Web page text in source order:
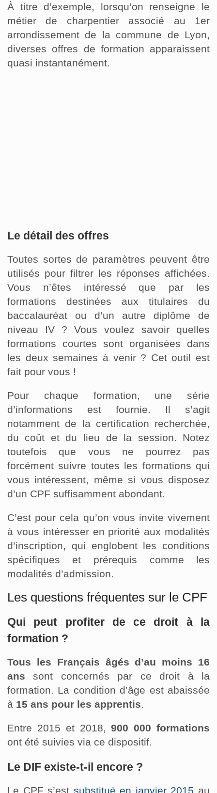
À titre d’exemple, lorsqu’on renseigne le
métier de charpentier associé au 1er
arrondissement de la commune de Lyon,
diverses offres de formation apparaissent
quasi instantanément.
Le détail des offres
Toutes sortes de paramètres peuvent être
utilisés pour filtrer les réponses affichées.
Vous n’êtes intéressé que par les
formations destinées aux titulaires du
baccalauréat ou d’un autre diplôme de
niveau IV ? Vous voulez savoir quelles
formations courtes sont organisées dans
les deux semaines à venir ? Cet outil est
fait pour vous !
Pour chaque formation, une série
d’informations est fournie. Il s’agit
notamment de la certification recherchée,
du coût et du lieu de la session. Notez
toutefois que vous ne pourrez pas
forcément suivre toutes les formations qui
vous intéressent, même si vous disposez
d’un CPF suffisamment abondant.
C’est pour cela qu’on vous invite vivement
à vous intéresser en priorité aux modalités
d’inscription, qui englobent les conditions
spécifiques et prérequis comme les
modalités d’admission.
Les questions fréquentes sur le CPF
Qui peut profiter de ce droit à la
formation ?
Tous les Français âgés d’au moins 16
ans sont concernés par ce droit à la
formation. La condition d’âge est abaissée
à 15 ans pour les apprentis.
Entre 2015 et 2018,900 000 formations
ont été suivies via ce dispositif.
Le DIF existe-t-il encore ?
Le CPF s’est substitué en janvier 2015 au